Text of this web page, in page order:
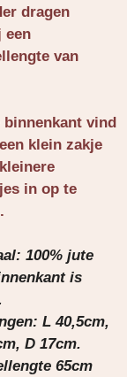
dragen
een
van
binnenkant vind
klein zakje
in op te
100% jute
is
L 40,5cm,
D 17cm.
65cm